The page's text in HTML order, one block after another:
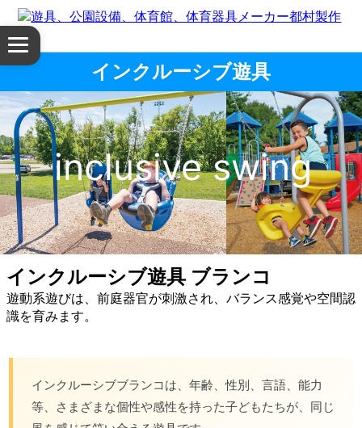
体
育
館・
体
育
器
具
公
園
備・
メ
ニ
ー
を
開
く
インクルーシブ遊具
inclusive swing
インクルーシブ遊具 ブランコ
遊動系遊びは、前庭器官が刺激され、バランス感覚や空間認
識を育みます。
インクルーシブブランコは、年齢、性別、言語、能力
等、さまざまな個性や感性を持った子どもたちが、同じ